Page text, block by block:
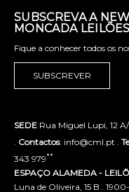
SUBSCREVA A
MONCADA LEILÕES
Fique a conhecer todos os
SUBSCREVER
SEDE Rua Miguel Lupi, 12
Contactos: info@cml.pt .
343 979**
ESPAÇO ALAMEDA -
Luna de Oliveira, 15 B .